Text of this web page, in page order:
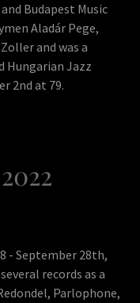
Budapest Music
Aladár Pege,
and was a
Hungarian Jazz
2nd at 79.
- September 28th,
records as a
Parlophone‎,